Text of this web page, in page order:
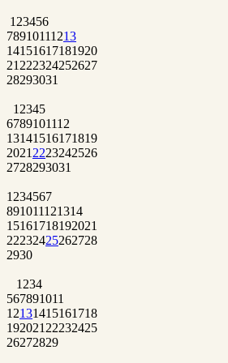
1 23456
78910111213
14151617181920
21 222324252627
28293031
1 2345
6789101112
13141516171819
2021 2223242526
2728293031
1 234567
891011121314
15161718192021
22232425262728
2930
1 234
567891011
12131415161718
192021 22232425
26272829